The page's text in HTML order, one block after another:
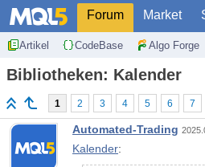
Forum Market
Artikel CodeBase Algo Forge
Bibliotheken: Kalender
1 2 3 4 5 6 7
Automated-Trading
Kalender: